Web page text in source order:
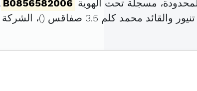
B0856582006
محمد كلم 3.5 صفاقس (
)،